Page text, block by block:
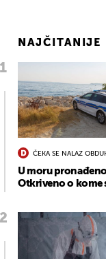
NAJČITANIJE
ČEKA SE NALAZ
U moru
Otkriveno o kome